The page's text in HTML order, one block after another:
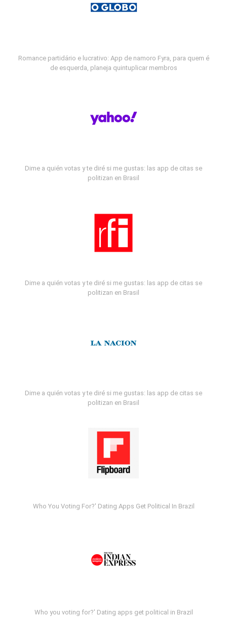
Romance partidário e lucrativo: App de namoro Fyra, para quem é
de esquerda, planeja quintuplicar membros
Dime a quién votas y te diré si me gustas: las app de citas se
politizan en Brasil
Dime a quién votas y te diré si me gustas: las app de citas se
politizan en Brasil
Dime a quién votas y te diré si me gustas: las app de citas se
politizan en Brasil
Who You Voting For?' Dating Apps Get Political In Brazil
Who you voting for?' Dating apps get political in Brazil